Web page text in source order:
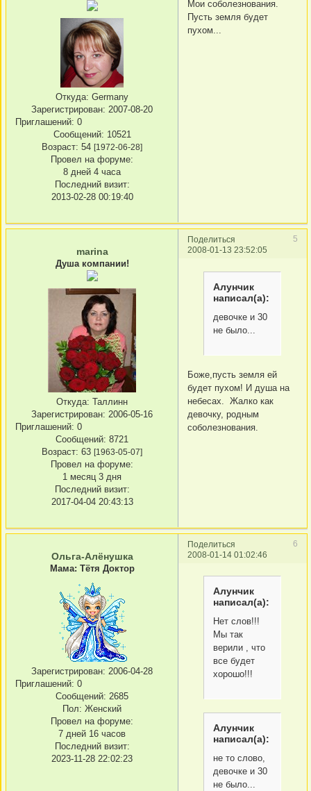
Откуда: Germany
Зарегистрирован: 2007-08-20
Приглашений: 0
Сообщений: 10521
Возраст: 54 [1972-06-28]
Провел на форуме:
8 дней 4 часа
Последний визит:
2013-02-28 00:19:40
Мои соболезнования.
Пусть земля будет
пухом...
Поделиться
5
2008-01-13 23:52:05
marina
Душа компании!
Откуда: Таллинн
Зарегистрирован: 2006-05-16
Приглашений: 0
Сообщений: 8721
Возраст: 63 [1963-05-07]
Провел на форуме:
1 месяц 3 дня
Последний визит:
2017-04-04 20:43:13
Алунчик
написал(а):
девочке и 30
не было...
Боже,пусть земля ей
будет пухом! И душа на
небесах. Жалко как
девочку, родным
соболезнования.
Поделиться
6
2008-01-14 01:02:46
Ольга-Алёнушка
Мама: Тётя Доктор
Зарегистрирован: 2006-04-28
Приглашений: 0
Сообщений: 2685
Пол: Женский
Провел на форуме:
7 дней 16 часов
Последний визит:
2023-11-28 22:02:23
Алунчик
написал(а):
Нет слов!!!
Мы так
верили , что
все будет
хорошо!!!
Алунчик
написал(а):
не то слово,
девочке и 30
не было...